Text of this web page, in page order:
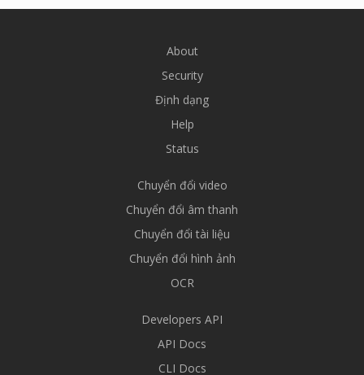
About
Security
Định dạng
Help
Status
Chuyển đổi video
Chuyển đổi âm thanh
Chuyển đổi tài liệu
Chuyển đổi hình ảnh
OCR
Developers API
API Docs
CLI Docs